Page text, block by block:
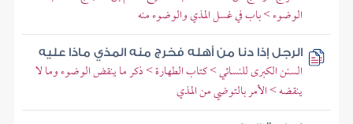
الوضوء > باب في غسل المذي والوضوء منه
الرجل إذا دنا من أهله فخرج منه المذي ماذا عليه
السنن الكبرى للنسائي > كتاب الطهارة > ذكر ما ينقض الوضوء وما لا
ينقضه > الأمر بالتوضي من المذي